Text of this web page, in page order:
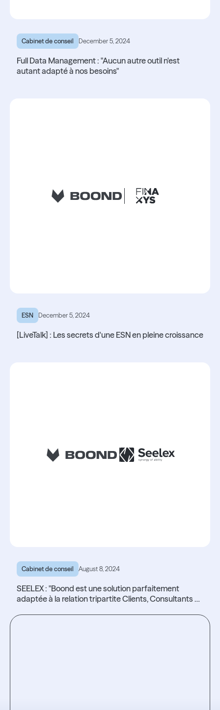
Cabinet de conseil December 5, 2024
Full Data Management : "Aucun autre outil n'est
autant adapté à nos besoins"
ESN December 5, 2024
[LiveTalk] : Les secrets d'une ESN en pleine croissance
Cabinet de conseil August 8, 2024
SEELEX : "Boond est une solution parfaitement
adaptée à la relation tripartite Clients, Consultants et